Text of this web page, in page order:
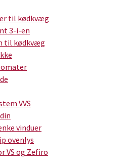
til kødkvæg
3-i-en
til kødkvæg
VVS
vinduer
ovenlys
VS og Zefiro